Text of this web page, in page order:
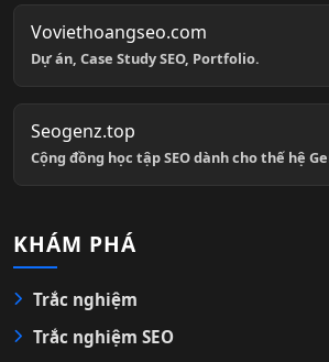
Voviethoangseo.com
Dự án, Case Study SEO, Portfolio.
Seogenz.top
Cộng đồng học tập SEO dành cho thế hệ
KHÁM PHÁ
Trắc nghiệm
Trắc nghiệm SEO